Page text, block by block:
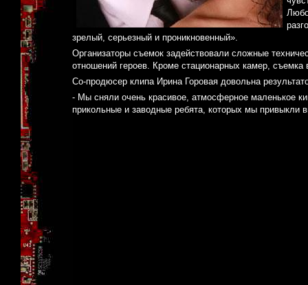
зрелый, серьезный и проникновенный».
Организаторы съемок задействовали сложные
отношений героев. Кроме стационарных камер,
Со-продюсер клипа Ирина Горовая довольна
- Мы сняли очень красивое, атмосферное маленькое
прикольные и заводные ребята, которых мы привыкли